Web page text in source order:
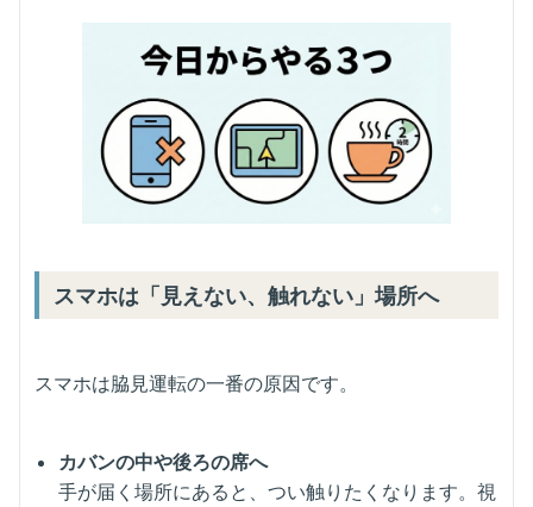
スマホは「見えない、触れない」場所へ
スマホは脇見運転の一番の原因です。
カバンの中や後ろの席へ
手が届く場所にあると、つい触りたくなります。視